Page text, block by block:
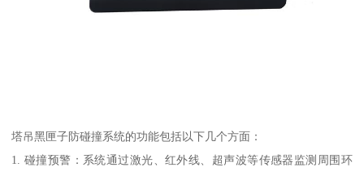
塔吊黑匣子防碰撞系统的功能包括以下几个方面：
1. 碰撞预警：系统通过激光、红外线、超声波等传感器监测周围环